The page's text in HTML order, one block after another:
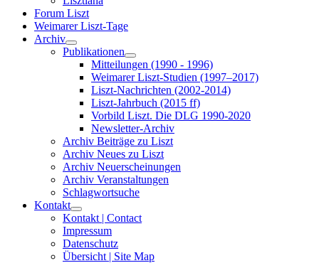
Forum Liszt
Weimarer Liszt-Tage
Archiv
Publikationen
Mitteilungen (1990 - 1996)
Weimarer Liszt-Studien (1997–2017)
Liszt-Nachrichten (2002-2014)
Liszt-Jahrbuch (2015 ff)
Vorbild Liszt. Die DLG 1990-2020
Newsletter-Archiv
Archiv Beiträge zu Liszt
Archiv Neues zu Liszt
Archiv Neuerscheinungen
Archiv Veranstaltungen
Schlagwortsuche
Kontakt
Kontakt | Contact
Impressum
Datenschutz
Übersicht | Site Map